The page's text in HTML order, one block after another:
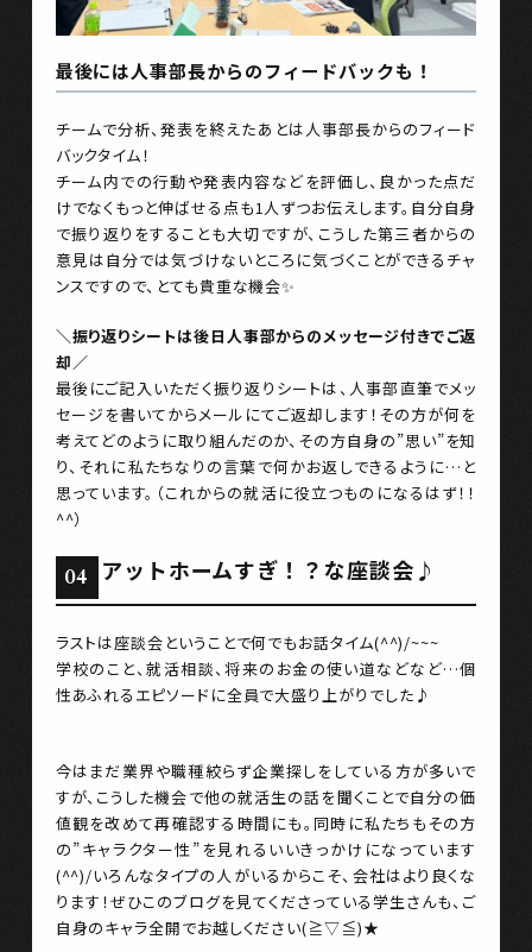
最後には人事部長からのフィードバックも！
チームで分析、発表を終えたあとは人事部長からのフィード
バックタイム！
チーム内での行動や発表内容などを評価し、良かった点だ
けでなくもっと伸ばせる点も1人ずつお伝えします。自分自身
で振り返りをすることも大切ですが、こうした第三者からの
意見は自分では気づけないところに気づくことができるチャ
ンスですので、とても貴重な機会✨
＼振り返りシートは後日人事部からのメッセージ付きでご返
却／
最後にご記入いただく振り返りシートは、人事部直筆でメッ
セージを書いてからメールにてご返却します！その方が何を
考えてどのように取り組んだのか、その方自身の”思い”を知
り、それに私たちなりの言葉で何かお返しできるように…と
思っています。（これからの就活に役立つものになるはず！！
^^）
アットホームすぎ！？な座談会♪
ラストは座談会ということで何でもお話タイム(^^)/~~~
学校のこと、就活相談、将来のお金の使い道などなど…個
性あふれるエピソードに全員で大盛り上がりでした♪
今はまだ業界や職種絞らず企業探しをしている方が多いで
すが、こうした機会で他の就活生の話を聞くことで自分の価
値観を改めて再確認する時間にも。同時に私たちもその方
の”キャラクター性”を見れるいいきっかけになっています
(^^)/いろんなタイプの人がいるからこそ、会社はより良くな
ります！ぜひこのブログを見てくださっている学生さんも、ご
自身のキャラ全開でお越しください(≧▽≦)★